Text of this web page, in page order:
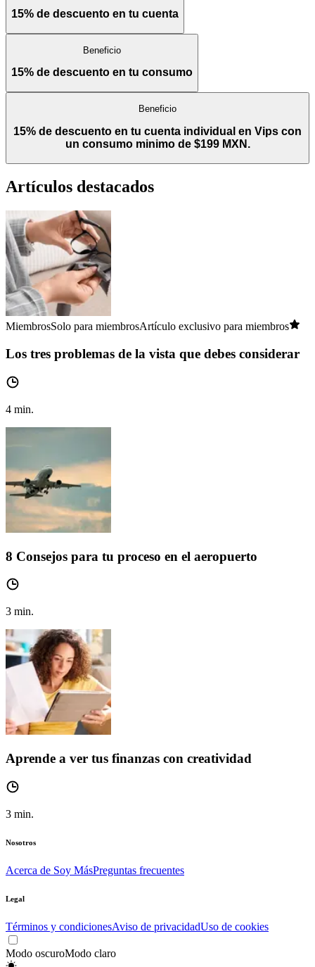
15% de descuento en tu cuenta
Beneficio
15% de descuento en tu consumo
Beneficio
15% de descuento en tu cuenta individual en Vips con
un consumo minimo de $199 MXN.
Artículos destacados
MiembrosSolo para miembrosArtículo exclusivo para miembros
Los tres problemas de la vista que debes considerar
4 min.
8 Consejos para tu proceso en el aeropuerto
3 min.
Aprende a ver tus finanzas con creatividad
3 min.
Nosotros
Acerca de Soy MásPreguntas frecuentes
Legal
Términos y condicionesAviso de privacidadUso de cookies
Modo oscuroModo claro